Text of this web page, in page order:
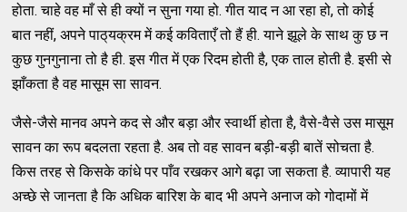
होता. चाहे वह माँ से ही क्यों न सुना गया हो. गीत याद न आ रहा हो, तो कोई
बात नहीं, अपने पाठ्‌यक्रम में कई कविताएँ तो हैं ही. याने झूले के साथ कु छ न
कुछ गुनगुनाना तो है ही. इस गीत में एक रिदम होती है, एक ताल होती है. इसी से
झाँकता है वह मासूम सा सावन.
जैसे-जैसे मानव अपने कद से और बड़ा और स्वार्थी होता है, वैसे-वैसे उस मासूम
सावन का रूप बदलता रहता है. अब तो वह सावन बड़ी-बड़ी बातें सोचता है.
किस तरह से किसके कांधे पर पाँव रखकर आगे बढ़ा जा सकता है. व्यापारी यह
अच्छे से जानता है कि अधिक बारिश के बाद भी अपने अनाज को गोदामों में